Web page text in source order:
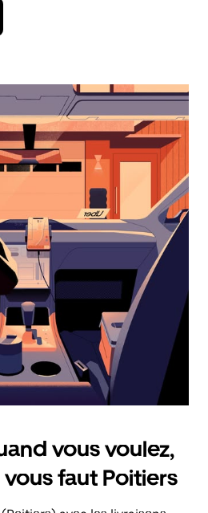
vous voulez,
faut Poitiers